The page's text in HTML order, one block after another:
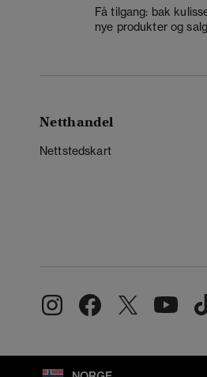
Få tilgang: bak
nye produkter og
Netthandel
Nettstedskart